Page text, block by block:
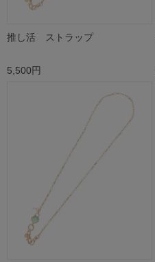
推し活 ストラップ
5,500円